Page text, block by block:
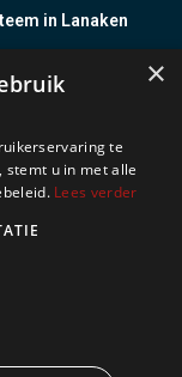
in Lanaken
in
in Leut
×
te
stemt u in met alle
Lees verder